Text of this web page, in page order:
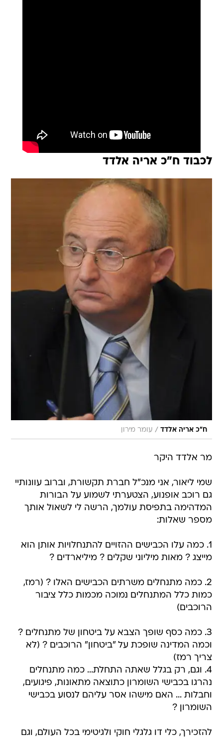
לכבוד ח"כ אריה אלדד
ח"כ אריה אלדד / עומר מירון
מר אלדד היקר
שמי ליאור, אני מנכ"ל חברת תקשורת, וברוב עוונותיי
גם רוכב אופנוע, הצטערתי לשמוע על הבורות
המדהימה בתפיסת עולמך, הרשה לי לשאול אותך
מספר שאלות:
1. כמה עלו הכבישים ההזויים להתנחלויות אותן הוא
מייצג ? מאות מיליוני שקלים ? מיליארדים ?
2. כמה מתנחלים משרתים הכבישים האלו ? (רמז,
כמות כלל המתנחלים נמוכה מכמות כלל ציבור
הרוכבים)
3. כמה כסף שופך הצבא על ביטחון של מתנחלים ?
וכמה המדינה שופכת על "ביטחון" הרוכבים ? (לא
צריך רמז)
4. וגם, רק בגלל שאתה התחלת... כמה מתנחלים
נהרגו בכבישי השומרון כתוצאה מתאונות, פיגועים,
וחבלות ... האם מישהו אסר עליהם לנסוע בכבישי
השומרון ?
להזכירך, כלי דו גלגלי חוקי ולגיטימי בכל העולם, וגם